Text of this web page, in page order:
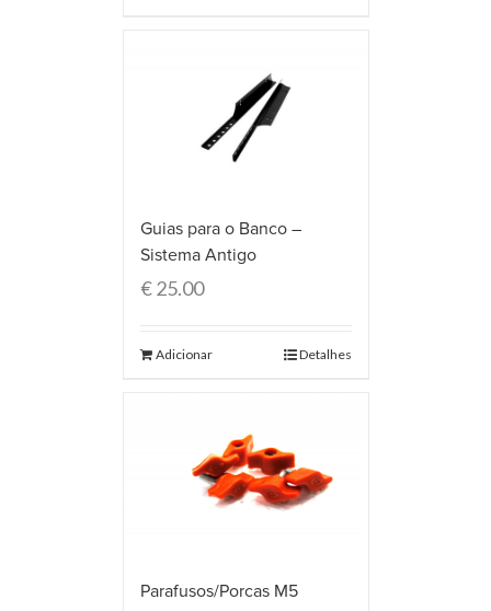
Guias para o Banco –
Sistema Antigo
€25.00
Adicionar Detalhes
Parafusos/Porcas M5